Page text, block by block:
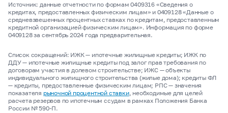
Источник: данные отчетности по формам 0409316 «Сведения о
кредитах, предоставленных физическим лицам» и 0409128 «Данные о
средневзвешенных процентных ставках по кредитам, предоставленным
кредитной организацией физическим лицам». Информация по форме
0409128 за сентябрь 2024 года предварительная.
Список сокращений: ИЖК — ипотечные жилищные кредиты; ИЖК по
ДДУ — ипотечные жилищные кредиты под залог прав требования по
договорам участия в долевом строительстве; ИЖС — объекты
индивидуального жилищного строительства (жилые дома); кредиты ФЛ
— кредиты, предоставленные физическим лицам; РПС — значения
показателя рыночной процентной ставки, необходимые для целей
расчета резервов по ипотечным ссудам в рамках Положения Банка
России № 590-П.